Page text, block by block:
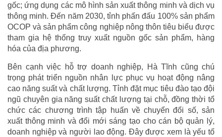
gốc; ứng dụng các mô hình sản xuất thông minh và dịch vụ
thông minh. Đến năm 2030, tỉnh phấn đấu 100% sản phẩm
OCOP và sản phẩm công nghiệp nông thôn tiêu biểu được
tham gia hệ thống truy xuất nguồn gốc sản phẩm, hàng
hóa của địa phương.
Bên cạnh việc hỗ trợ doanh nghiệp, Hà Tĩnh cũng chú
trọng phát triển nguồn nhân lực phục vụ hoạt động nâng
cao năng suất và chất lượng. Tỉnh đặt mục tiêu đào tạo đội
ngũ chuyên gia năng suất chất lượng tại chỗ, đồng thời tổ
chức các chương trình tập huấn về chuyển đổi số, sản
xuất thông minh và đổi mới sáng tạo cho cán bộ quản lý,
doanh nghiệp và người lao động. Đây được xem là yếu tố